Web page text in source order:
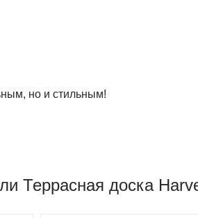
но и стильным!
Террасная доска